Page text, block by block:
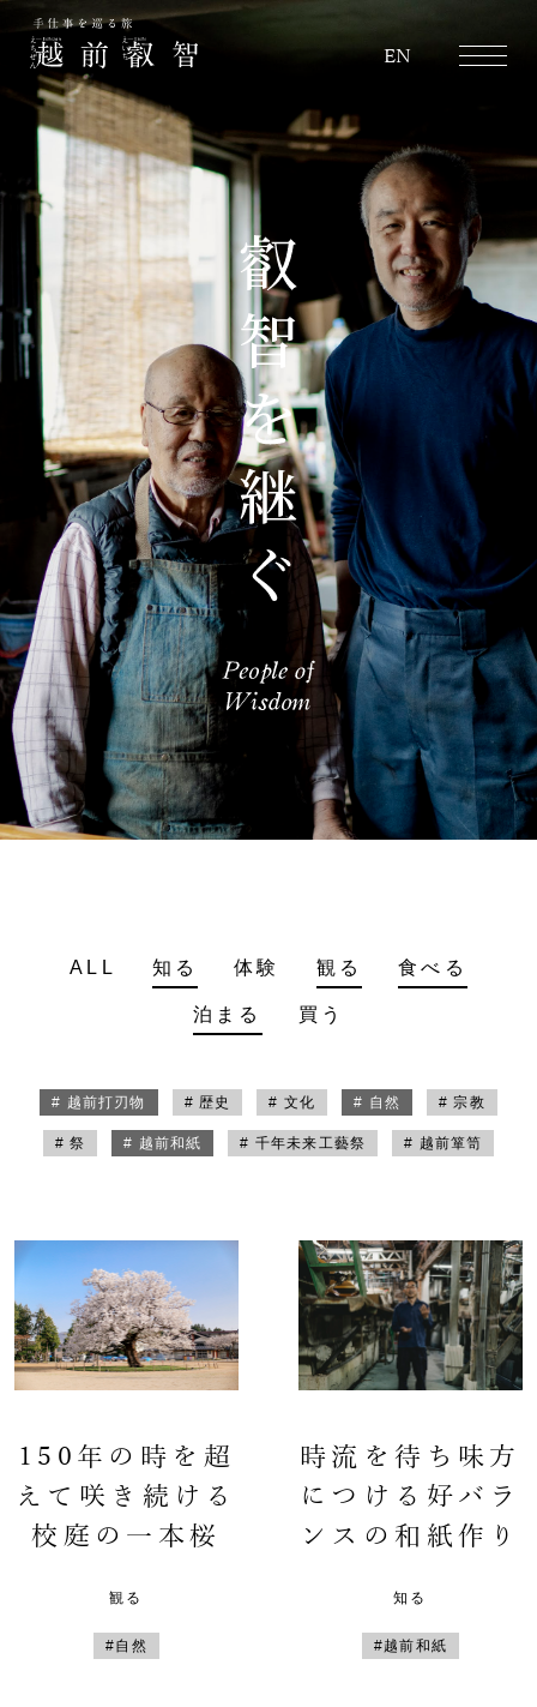
EN
ALL 知る 体験 観る 食べる
泊まる 買う
# 越前打刃物 # 歴史 # 文化 # 自然 # 宗教
# 祭 # 越前和紙 # 千年未来工藝祭 # 越前箪笥
150年の時を超
えて咲き続ける
校庭の一本桜
観る
#自然
時流を待ち味方
につける好バラ
ンスの和紙作り
知る
#越前和紙